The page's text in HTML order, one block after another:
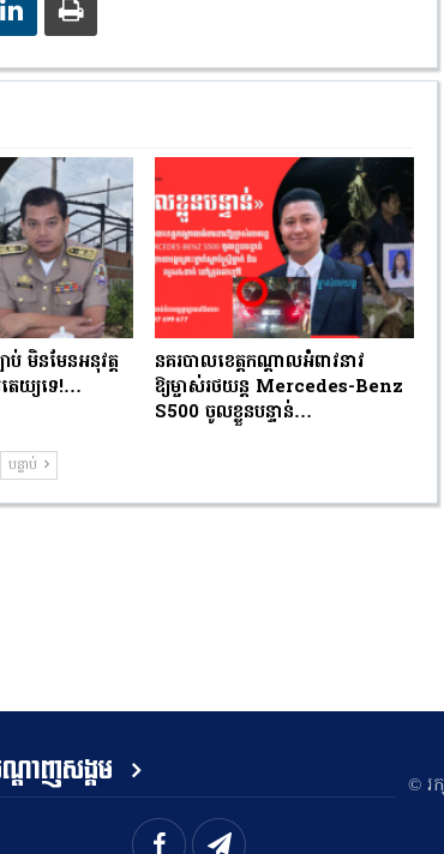
មិនមែនអនុវត្ត
េយ្យទេ!…
នគរបាលខេត្តកណ្តាលអំពាវនាវ
ឱ្យម្ចាស់រថយន្ត Mercedes-Benz
S500 ចូលខ្លួនបន្ទាន់…
បន្ទាប់
តាញសង្គម ​© រ